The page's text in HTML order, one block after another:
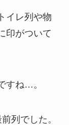
イレ列や物
印がついて
すね…。
列でした。